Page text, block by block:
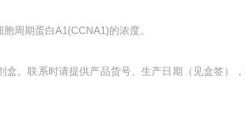
胞周期蛋白A1(CCNA1)的浓度。
。联系时请提供产品货号、生产日期（见盒签）